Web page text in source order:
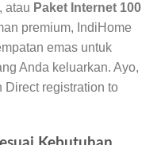
atau Paket Internet 100
premium, IndiHome
emas untuk
Anda keluarkan. Ayo,
Direct registration to